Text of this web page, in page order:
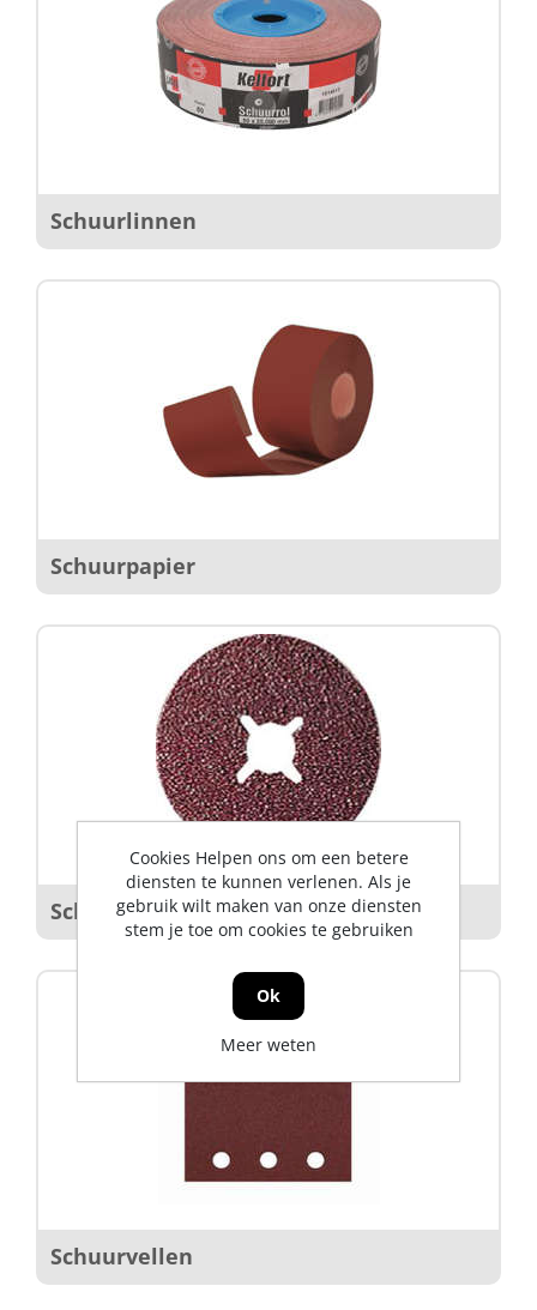
Schuurlinnen
Schuurpapier
Schuurschijven
Schuurvellen
Cookies Helpen ons om een betere
diensten te kunnen verlenen. Als je
gebruik wilt maken van onze diensten
stem je toe om cookies te gebruiken
Ok
Meer weten